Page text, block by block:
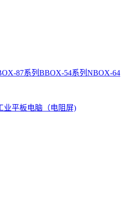
87系列 BBOX-54系列 NBOX-64
业平板电脑（电阻屏)